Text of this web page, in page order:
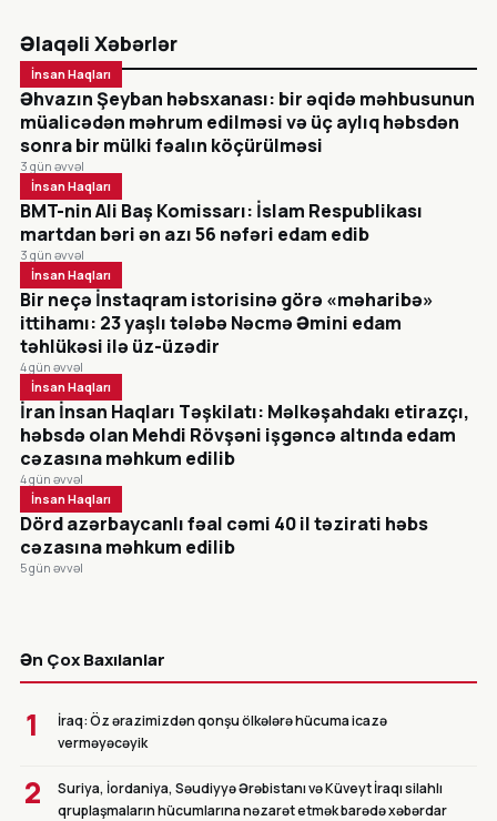
Əlaqəli Xəbərlər
İnsan Haqları
Əhvazın Şeyban həbsxanası: bir əqidə məhbusunun
müalicədən məhrum edilməsi və üç aylıq həbsdən
sonra bir mülki fəalın köçürülməsi
3 gün əvvəl
İnsan Haqları
BMT-nin Ali Baş Komissarı: İslam Respublikası
martdan bəri ən azı 56 nəfəri edam edib
3 gün əvvəl
İnsan Haqları
Bir neçə İnstaqram istorisinə görə «məharibə»
ittihamı: 23 yaşlı tələbə Nəcmə Əmini edam
təhlükəsi ilə üz-üzədir
4 gün əvvəl
İnsan Haqları
İran İnsan Haqları Təşkilatı: Məlkəşahdakı etirazçı,
həbsdə olan Mehdi Rövşəni işgəncə altında edam
cəzasına məhkum edilib
4 gün əvvəl
İnsan Haqları
Dörd azərbaycanlı fəal cəmi 40 il təzirati həbs
cəzasına məhkum edilib
5 gün əvvəl
Ən Çox Baxılanlar
1
İraq: Öz ərazimizdən qonşu ölkələrə hücuma icazə
verməyəcəyik
2
Suriya, İordaniya, Səudiyyə Ərəbistanı və Küveyt İraqı silahlı
qruplaşmaların hücumlarına nəzarət etmək barədə xəbərdar